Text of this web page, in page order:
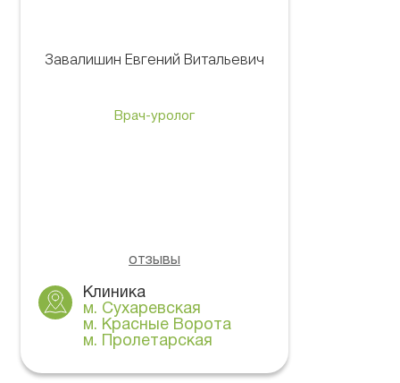
Завалишин Евгений Витальевич
Врач-уролог
отзывы
Клиника
м. Сухаревская
м. Красные Ворота
м. Пролетарская